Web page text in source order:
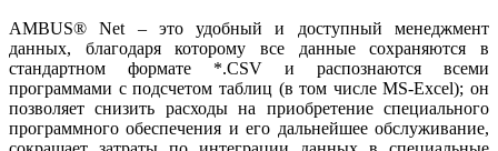
AMBUS® Net – это удобный и доступный менеджмент
данных, благодаря которому все данные сохраняются в
стандартном формате *.CSV и распознаются всеми
программами с подсчетом таблиц (в том числе МS-Excel); он
позволяет снизить расходы на приобретение специального
программного обеспечения и его дальнейшее обслуживание,